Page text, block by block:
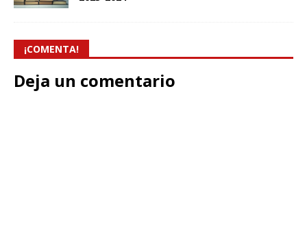
¡COMENTA!
Deja un comentario